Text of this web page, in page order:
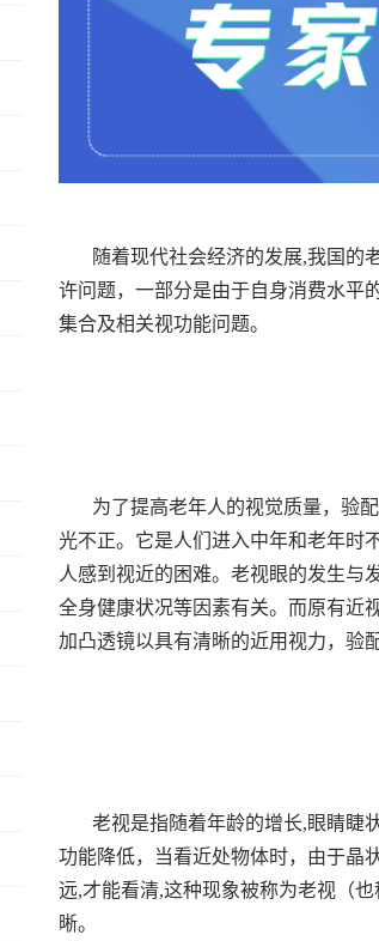
随着现代社会经济的发展,我国的
许问题，一部分是由于自身消费水平
集合及相关视功能问题。
为了提高老年人的视觉质量，验
光不正。它是人们进入中年和老年时
人感到视近的困难。老视眼的发生与
全身健康状况等因素有关。而原有近
加凸透镜以具有清晰的近用视力，验
老视是指随着年龄的增长,眼睛睫
功能降低，当看近处物体时，由于晶
远,才能看清,这种现象被称为老视（
晰。